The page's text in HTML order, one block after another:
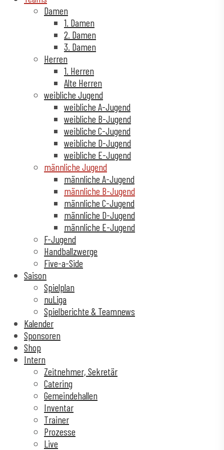
Damen
1. Damen
2. Damen
3. Damen
Herren
1. Herren
Alte Herren
weibliche Jugend
weibliche A-Jugend
weibliche B-Jugend
weibliche C-Jugend
weibliche D-Jugend
weibliche E-Jugend
männliche Jugend
männliche A-Jugend
männliche B-Jugend
männliche C-Jugend
männliche D-Jugend
männliche E-Jugend
F-Jugend
Handballzwerge
Five-a-Side
Saison
Spielplan
nuLiga
Spielberichte & Teamnews
Kalender
Sponsoren
Shop
Intern
Zeitnehmer, Sekretär
Catering
Gemeindehallen
Inventar
Trainer
Prozesse
Live